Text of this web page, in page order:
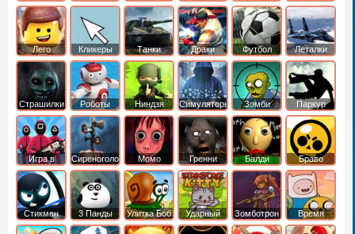
Страйк
Лего Кликеры Танки Драки Футбол Леталки
Страшилки Роботы Ниндзя Симуляторы Зомби Паркур
Игра в
Кальмара
Сиреноголовый Момо Гренни Балди
Браво
Старс
Стикмен 3 Панды Улитка Боб
Ударный
отряд котят
Зомботрон
Время
Приключений